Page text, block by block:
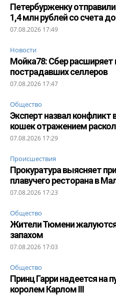
Петербурженку
1,4 млн рублей со счета
07.08.2026 17:49
Новости
Мойка78: Сбер
пострадавших селлеров
07.08.2026 17:47
Общество
Эксперт назвал конфликт
кошек отражением
07.08.2026 17:29
Происшествия
Прокуратура выясняет
плавучего ресторана в
07.08.2026 17:23
Общество
Жители Тюмени
запахом
07.08.2026 17:03
Общество
Принц Гарри надеется на
королем Карлом III